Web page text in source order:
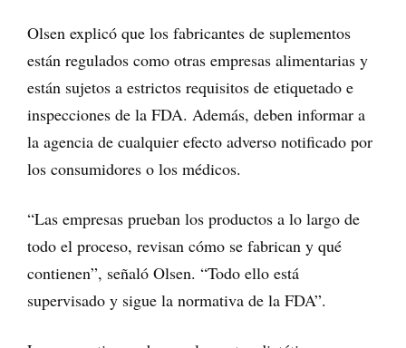
Olsen explicó que los fabricantes de suplementos
están regulados como otras empresas alimentarias y
están sujetos a estrictos requisitos de etiquetado e
inspecciones de la FDA. Además, deben informar a
la agencia de cualquier efecto adverso notificado por
los consumidores o los médicos.
“Las empresas prueban los productos a lo largo de
todo el proceso, revisan cómo se fabrican y qué
contienen”, señaló Olsen. “Todo ello está
supervisado y sigue la normativa de la FDA”.